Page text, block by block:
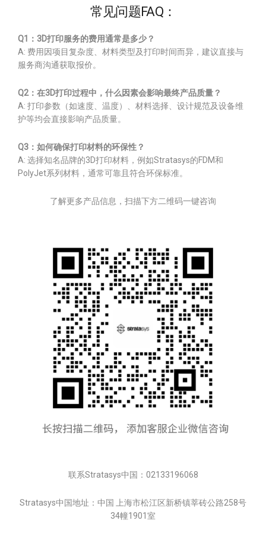
常见问题FAQ：
Q1：3D打印服务的费用通常是多少？
A: 费用因项目复杂度、材料类型及打印时间而异，建议直接与
服务商沟通获取报价。
Q2：在3D打印过程中，什么因素会影响最终产品质量？
A: 打印参数（如速度、温度）、材料选择、设计规范及设备维
护等均会直接影响产品质量。
Q3：如何确保打印材料的环保性？
A: 选择知名品牌的3D打印材料，例如Stratasys的FDM和
PolyJet系列材料，通常可靠且符合环保标准。
了解更多产品信息，扫描下方二维码一键咨询
联系Stratasys中国：02133196068
Stratasys中国地址：中国 上海市松江区新桥镇莘砖公路258号
34幢1901室